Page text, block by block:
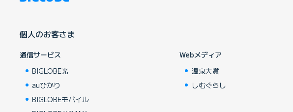
個人のお客さま
通信サービス
BIGLOBE光
auひかり
BIGLOBEモバイル
Webメディア
温泉大賞
しむぐらし